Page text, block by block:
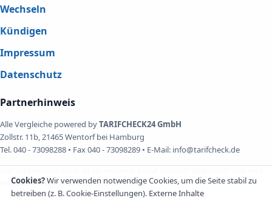
Wechseln
Kündigen
Impressum
Datenschutz
Partnerhinweis
Alle Vergleiche powered byTARIFCHECK24 GmbH
Zollstr. 11b, 21465 Wentorf bei Hamburg
Tel. 040 - 73098288 • Fax 040 - 73098289 • E-Mail: info@tarifcheck.de
erst nach Zustimmung geladen.
Cookies?Wir verwenden notwendige Cookies, um die Seite stabil zu
betreiben (z. B. Cookie-Einstellungen). Externe Inhalte